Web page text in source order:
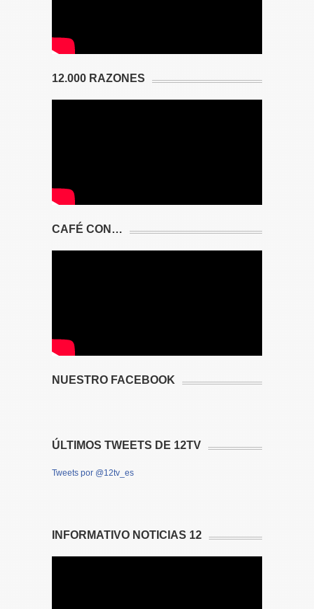
12.000 RAZONES
CAFÉ CON…
NUESTRO FACEBOOK
ÚLTIMOS TWEETS DE 12TV
Tweets por @12tv_es
INFORMATIVO NOTICIAS 12